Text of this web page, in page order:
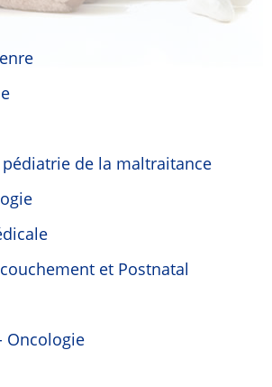
de la maltraitance
et Postnatal
Oncologie